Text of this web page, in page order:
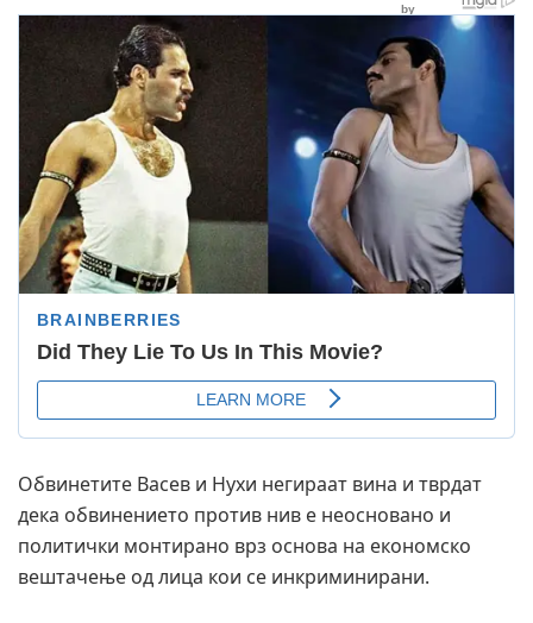
Обвинетите Васев и Нухи негираат вина и тврдат
дека обвинението против нив е неосновано и
политички монтирано врз основа на економско
вештачење од лица кои се инкриминирани.